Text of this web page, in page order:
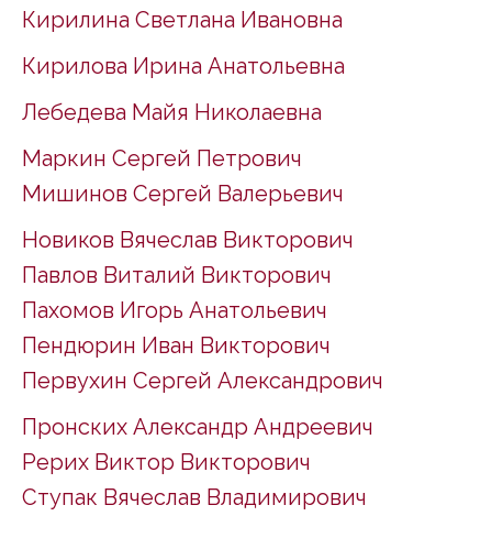
Кирилина Светлана Ивановна
Кирилова Ирина Анатольевна
Лебедева Майя Николаевна
Маркин Сергей Петрович
Мишинов Сергей Валерьевич
Новиков Вячеслав Викторович
Павлов Виталий Викторович
Пахомов Игорь Анатольевич
Пендюрин Иван Викторович
Первухин Сергей Александрович
Пронских Александр Андреевич
Рерих Виктор Викторович
Ступак Вячеслав Владимирович